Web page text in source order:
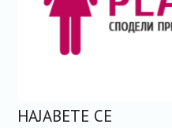
НАЈАВЕТЕ СЕ